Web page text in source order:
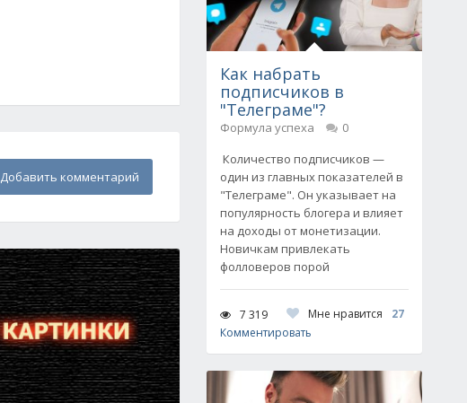
Добавить комментарий
Как набрать
подписчиков в
"Телеграме"?
Формула успеха
0
Количество подписчиков —
один из главных показателей в
"Телеграме". Он указывает на
популярность блогера и влияет
на доходы от монетизации.
Новичкам привлекать
фолловеров порой
7 319 Мне нравится
27
Комментировать